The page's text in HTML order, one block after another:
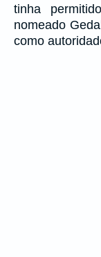
tinha
nomeado
como